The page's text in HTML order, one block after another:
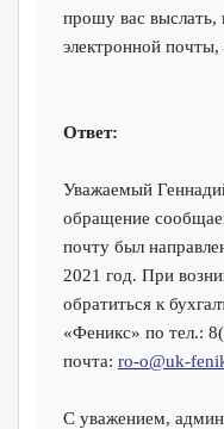
прошу вас выслать,
электронной почты,
Ответ:
Уважаемый
обращение
почту был
2021 год. При
обратиться к
«Феникс» по тел.:
почта: ro-o@uk-
С уважением,